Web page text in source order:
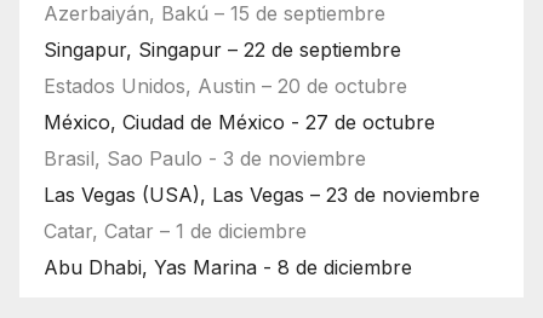
Azerbaiyán, Bakú – 15 de septiembre
Singapur, Singapur – 22 de septiembre
Estados Unidos, Austin – 20 de octubre
México, Ciudad de México - 27 de octubre
Brasil, Sao Paulo - 3 de noviembre
Las Vegas (USA), Las Vegas – 23 de noviembre
Catar, Catar – 1 de diciembre
Abu Dhabi, Yas Marina - 8 de diciembre